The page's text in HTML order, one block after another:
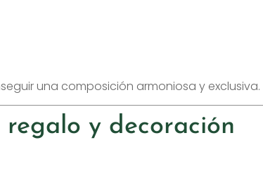
una composición armoniosa y exclusiva.
y decoración